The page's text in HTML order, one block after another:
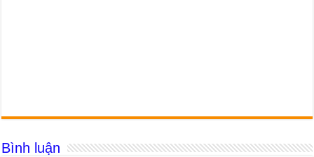
Bình luận